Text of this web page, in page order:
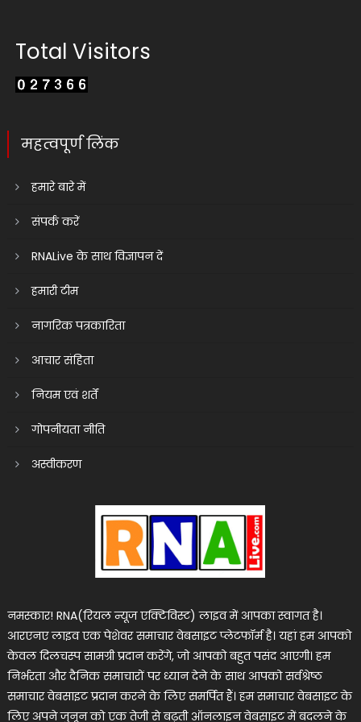
Total Visitors
महत्वपूर्ण लिंक
हमारे बारे में
संपर्क करें
RNALive के साथ विज्ञापन दें
हमारी टीम
नागरिक पत्रकारिता
आचार संहिता
नियम एवं शर्तें
गोपनीयता नीति
अस्वीकरण
नमस्कार! RNA(रियल न्यूज एक्टिविस्ट) लाइव में आपका स्वागत है।
आरएनए लाइव एक पेशेवर समाचार वेबसाइट प्लेटफॉर्म है। यहां हम आपको
केवल दिलचस्प सामग्री प्रदान करेंगे, जो आपको बहुत पसंद आएगी। हम
निर्भरता और दैनिक समाचारों पर ध्यान देने के साथ आपको सर्वश्रेष्ठ
समाचार वेबसाइट प्रदान करने के लिए समर्पित हैं। हम समाचार वेबसाइट के
लिए अपने जुनून को एक तेजी से बढ़ती ऑनलाइन वेबसाइट में बदलने के